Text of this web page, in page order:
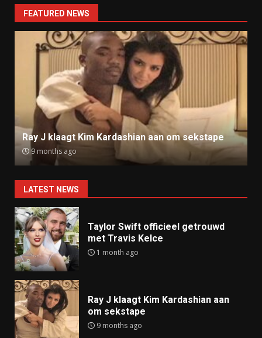
FEATURED NEWS
Ray J klaagt Kim Kardashian aan om sekstape
9 months ago
LATEST NEWS
Taylor Swift officieel getrouwd
met Travis Kelce
1 month ago
Ray J klaagt Kim Kardashian aan
om sekstape
9 months ago